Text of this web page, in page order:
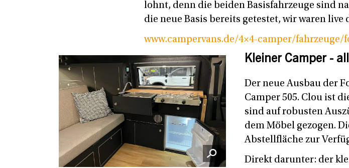
lohnt, denn die beiden Basisfahrzeuge sind
die neue Basis bereits getestet, wir waren live
www.campervans.de/4×4-camper/
Kleiner Camper -
Der neue Ausbau der
Camper 505. Clou ist
sind auf robusten
dem Möbel gezogen.
Abstellfläche zur
Direkt darunter: der